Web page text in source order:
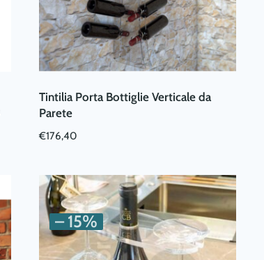
Tintilia Porta Bottiglie Verticale da
Parete
€176,40
– 15%